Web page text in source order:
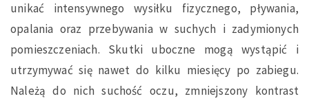
e
o
unikać intensywnego wysiłku fizycznego, pływania,
opalania oraz przebywania w suchych i zadymionych
pomieszczeniach. Skutki uboczne mogą wystąpić i
utrzymywać się nawet do kilku miesięcy po zabiegu.
Należą do nich suchość oczu, zmniejszony kontrast